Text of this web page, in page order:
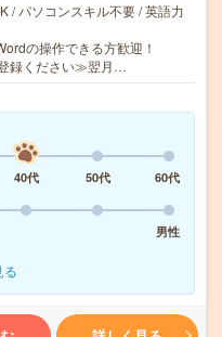
/ パソコンスキル不要 / 英語力
の操作できる方歓迎！
録ください≫翌月…
40代 50代
60代
男性
る